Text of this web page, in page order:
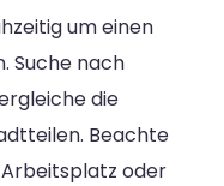
um einen
Suche nach
die
Beachte
oder